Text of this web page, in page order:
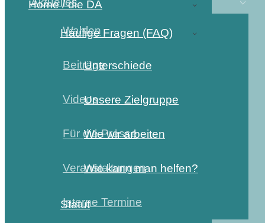
Wahlen
Beiträge
Videos
Für die Presse
Veranstaltungen
Interne Termine
Home / die DA
Häufige Fragen (FAQ)
Unterschiede
Unsere Zielgruppe
Wie wir arbeiten
Wie kann man helfen?
Statut